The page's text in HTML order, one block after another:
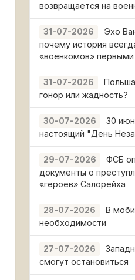
возвращается на
31-07-2026
Эхо
почему история
«военкомов» первыми
31-07-2026
гонор или жадность?
30-07-2026
30
настоящий "День
29-07-2026
ФСБ
документы о
«героев» Салорейха
28-07-2026
В
необходимости
27-07-2026
смогут остановиться